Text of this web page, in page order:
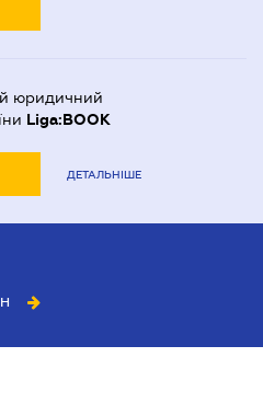
юридичний
Liga:BOOK
ДЕТАЛЬНІШЕ